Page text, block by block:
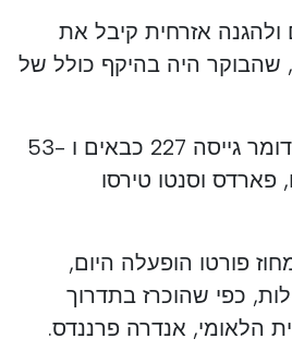
אזרחית קיבל את
שהבוקר היה בהיקף כולל של
במחוז פורטו, שריפה שפרצה ביום שני בעיריית גונדומר גייסה 227 כבאים ו -53
פארדס וסנטו טירסו
פורטו הופעלה היום,
עירוניות פעילות, כפי שהוכרז בתדרוך